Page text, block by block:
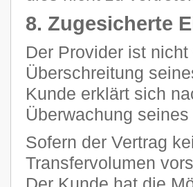
8. Zugesicherte
Der Provider ist
Überschreitung
Kunde erklärt sich
Überwachung
Sofern der Vertrag
Transfervolumen